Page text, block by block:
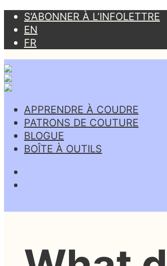
S’ABONNER À L’INFOLETTRE
EN
FR
APPRENDRE À COUDRE
PATRONS DE COUTURE
BLOGUE
BOÎTE À OUTILS